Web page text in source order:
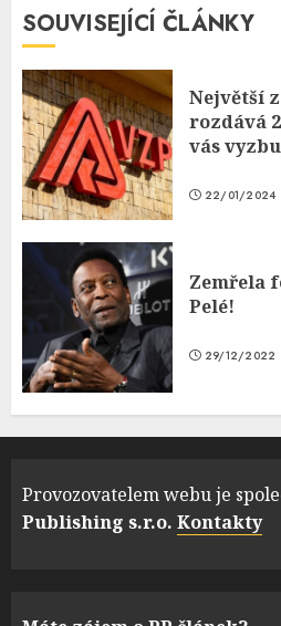
SOUVISEJÍCÍ ČLÁNKY
Největší
rozdává
vás
22/01/2024
Zemřela
Pelé!
29/12/2022
Provozovatelem webu je
Publishing s.r.o. Kontakty